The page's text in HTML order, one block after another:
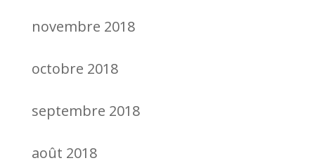
novembre 2018
octobre 2018
septembre 2018
août 2018